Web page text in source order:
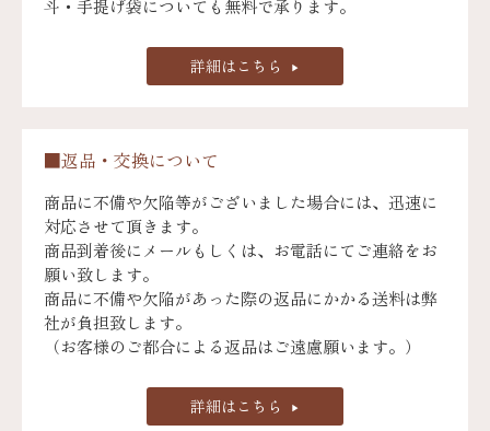
斗・手提げ袋についても無料で承ります。
詳細はこちら
■返品・交換について
商品に不備や欠陥等がございました場合には、迅速に
対応させて頂きます。
商品到着後にメールもしくは、お電話にてご連絡をお
願い致します。
商品に不備や欠陥があった際の返品にかかる送料は弊
社が負担致します。
（お客様のご都合による返品はご遠慮願います。）
詳細はこちら